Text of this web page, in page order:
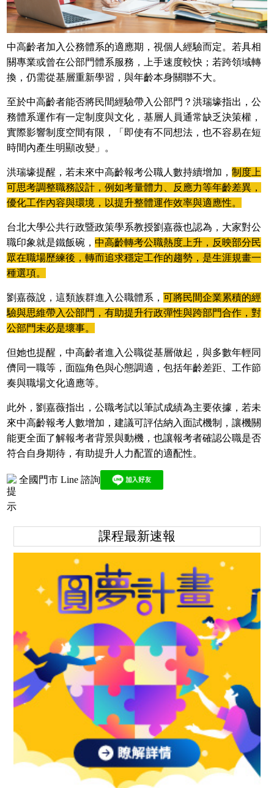
課程最新速報
中高齡者加入公務體系的適應期，視個人經驗而定。若具相
關專業或曾在公部門體系服務，上手速度較快；若跨領域轉
換，仍需從基層重新學習，與年齡本身關聯不大。
至於中高齡者能否將民間經驗帶入公部門？洪瑞壕指出，公
務體系運作有一定制度與文化，基層人員通常缺乏決策權，
實際影響制度空間有限，「即使有不同想法，也不容易在短
時間內產生明顯改變」。
洪瑞壕提醒，若未來中高齡報考公職人數持續增加，制度上
可思考調整職務設計，例如考量體力、反應力等年齡差異，
優化工作內容與環境，以提升整體運作效率與適應性。
台北大學公共行政暨政策學系教授劉嘉薇也認為，大家對公
職印象就是鐵飯碗，中高齡轉考公職熱度上升，反映部分民
眾在職場歷練後，轉而追求穩定工作的趨勢，是生涯規畫一
種選項。
劉嘉薇說，這類族群進入公職體系，可將民間企業累積的經
驗與思維帶入公部門，有助提升行政彈性與跨部門合作，對
公部門未必是壞事。
但她也提醒，中高齡者進入公職從基層做起，與多數年輕同
儕同一職等，面臨角色與心態調適，包括年齡差距、工作節
奏與職場文化適應等。
此外，劉嘉薇指出，公職考試以筆試成績為主要依據，若未
來中高齡報考人數增加，建議可評估納入面試機制，讓機關
能更全面了解報考者背景與動機，也讓報考者確認公職是否
符合自身期待，有助提升人力配置的適配性。
全國門市 Line 諮詢